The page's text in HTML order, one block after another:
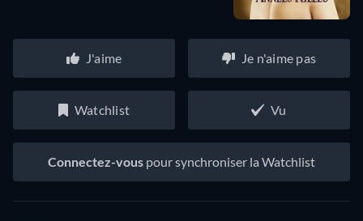
J'aime Je n'aime pas
Watchlist Vu
Connectez-vous pour synchroniser la Watchlist